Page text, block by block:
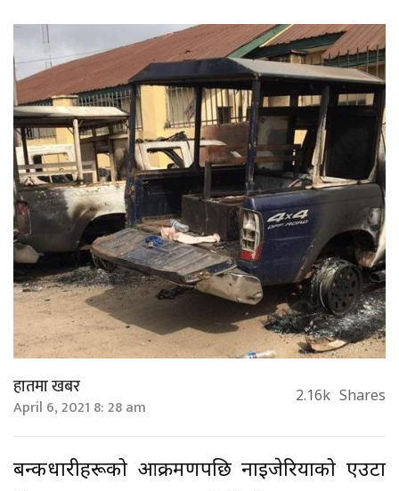
हातमा खबर
April 6, 2021 8: 28 am 2.16k Shares
बन्दुकधारीहरूको आक्रमणपछि नाइजेरियाको एउटा